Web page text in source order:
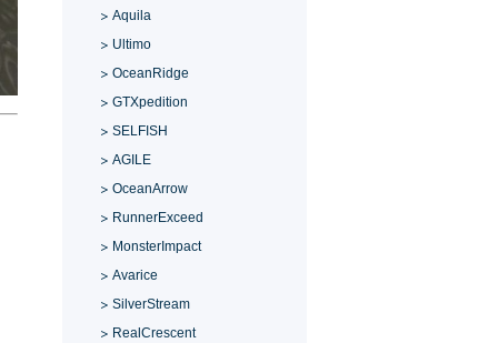
Aquila
Ultimo
OceanRidge
GTXpedition
SELFISH
AGILE
OceanArrow
RunnerExceed
MonsterImpact
Avarice
SilverStream
RealCrescent